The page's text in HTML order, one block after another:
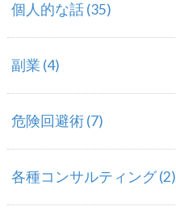
個人的な話(35)
副業 (4)
危険回避術(7)
各種コンサルティング(2)